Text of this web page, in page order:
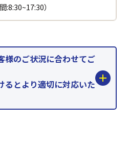
:8:30~17:30）
様のご状況に合わせてご
るとより適切に対応いた